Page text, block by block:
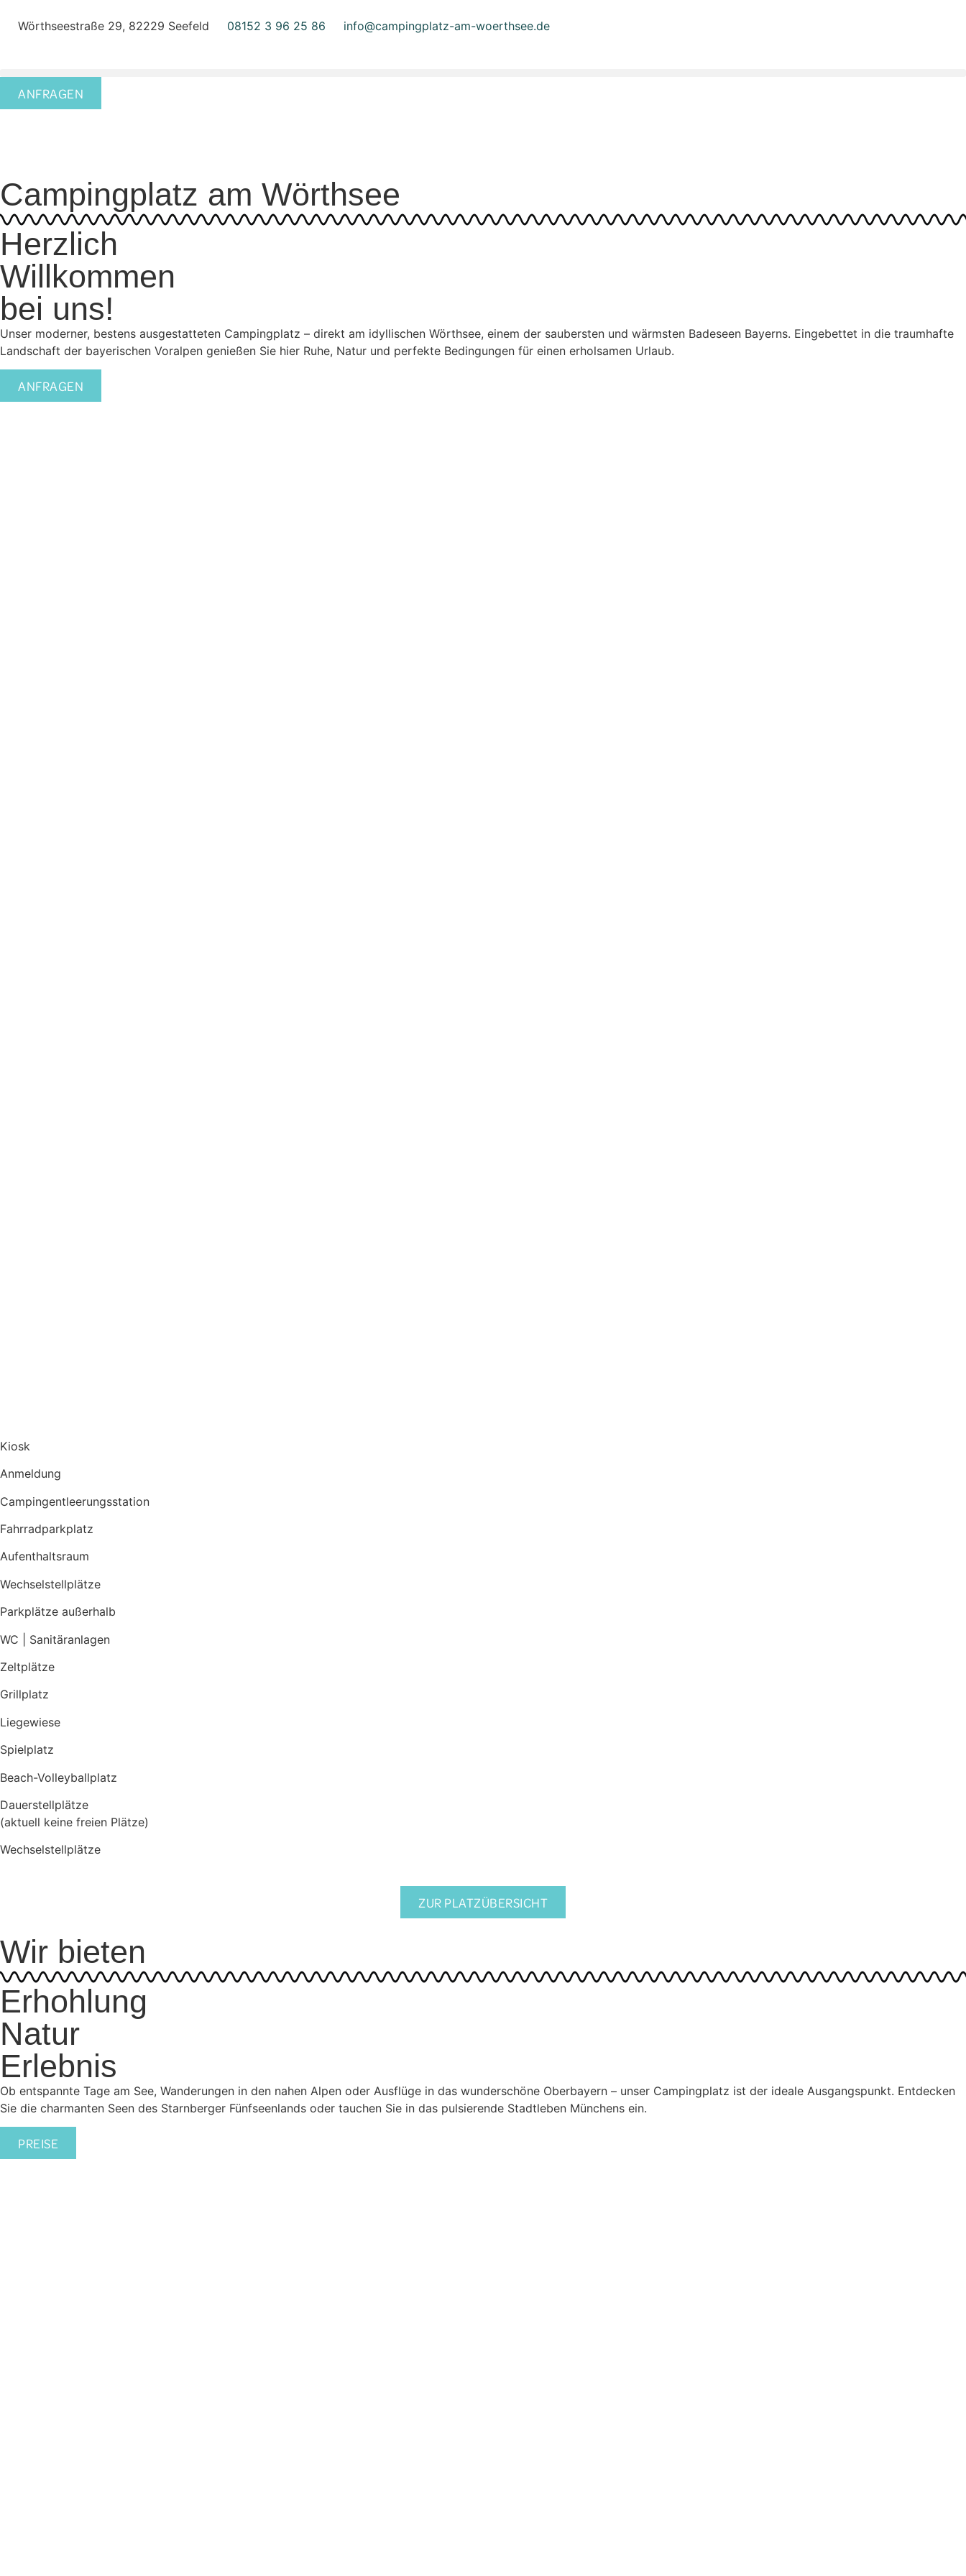
Wörthseestraße 29, 82229 Seefeld 08152 3 96 25 86 info@campingplatz-am-woerthsee.de
ANFRAGEN
Campingplatz am Wörthsee
Herzlich
Willkommen
bei uns!
Unser moderner, bestens ausgestatteten Campingplatz – direkt am idyllischen Wörthsee, einem der saubersten und wärmsten Badeseen Bayerns. Eingebettet in die traumhafte
Landschaft der bayerischen Voralpen genießen Sie hier Ruhe, Natur und perfekte Bedingungen für einen erholsamen Urlaub.
ANFRAGEN
Kiosk
Anmeldung
Campingentleerungsstation
Fahrradparkplatz
Aufenthaltsraum
Wechselstellplätze
Parkplätze außerhalb
WC | Sanitäranlagen
Zeltplätze
Grillplatz
Liegewiese
Spielplatz
Beach-Volleyballplatz
Dauerstellplätze
(aktuell keine freien Plätze)
Wechselstellplätze
ZUR PLATZÜBERSICHT
Wir bieten
Erhohlung
Natur
Erlebnis
Ob entspannte Tage am See, Wanderungen in den nahen Alpen oder Ausflüge in das wunderschöne Oberbayern – unser Campingplatz ist der ideale Ausgangspunkt. Entdecken
Sie die charmanten Seen des Starnberger Fünfseenlands oder tauchen Sie in das pulsierende Stadtleben Münchens ein.
PREISE